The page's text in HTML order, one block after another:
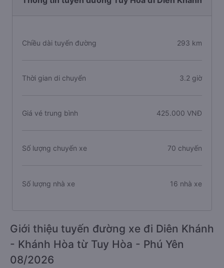
Chiều dài tuyến đường 293 km
Thời gian di chuyển 3.2 giờ
Giá vé trung bình 425.000 VNĐ
Số lượng chuyến xe 70 chuyến
Số lượng nhà xe 16 nhà xe
Giới thiệu tuyến đường xe đi Diên Khánh
- Khánh Hòa từ Tuy Hòa - Phú Yên
08/2026